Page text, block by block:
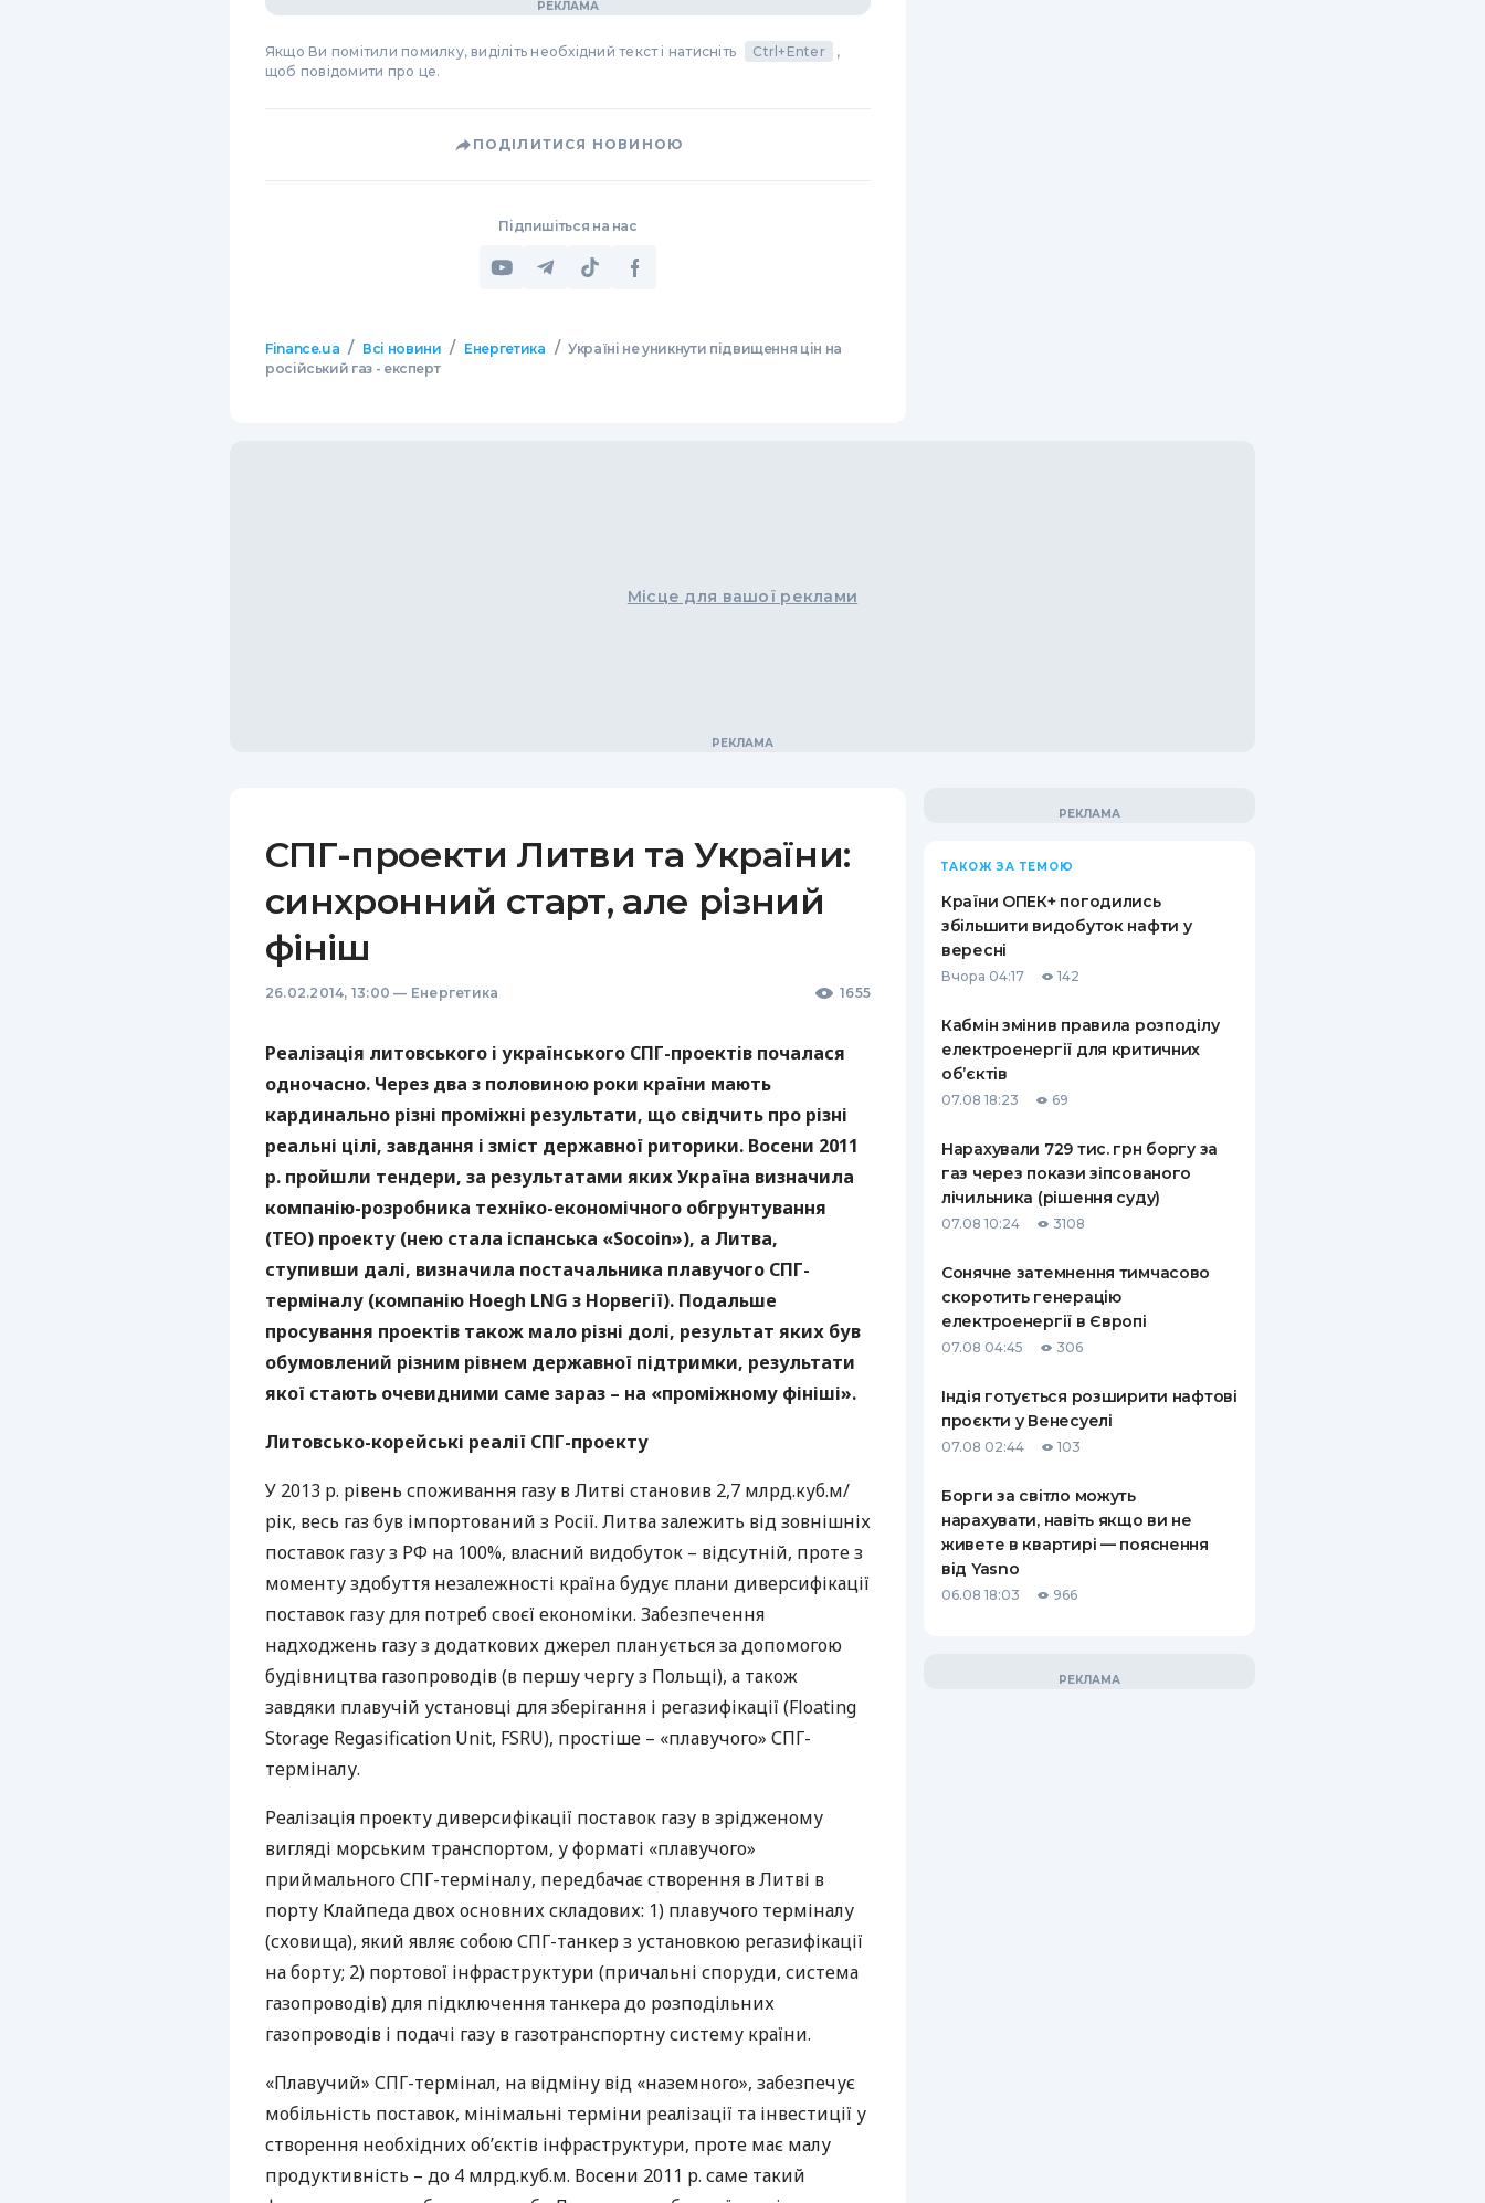
Якщо Ви помітили помилку, виділіть необхідний текст і натисніть Ctrl+Enter
,
щоб повідомити про це.
ПОДІЛИТИСЯ НОВИНОЮ
Підпишіться на нас
Finance.ua / Всі новини / Енергетика / Україні не уникнути підвищення цін на
російський газ - експерт
Місце для вашої реклами
СПГ-проекти Литви та України:
синхронний старт, але різний
фініш
26.02.2014, 13:00 — Енергетика 1655
Реалізація литовського і українського СПГ-проектів почалася
одночасно. Через два з половиною роки країни мають
кардинально різні проміжні результати, що свідчить про різні
реальні цілі, завдання і зміст державної риторики. Восени 2011
р. пройшли тендери, за результатами яких Україна визначила
компанію-розробника техніко-економічного обгрунтування
(ТЕО) проекту (нею стала іспанська «Socoin»), а Литва,
ступивши далі, визначила постачальника плавучого СПГ-
терміналу (компанію Hoegh LNG з Норвегії). Подальше
просування проектів також мало різні долі, результат яких був
обумовлений різним рівнем державної підтримки, результати
якої стають очевидними саме зараз – на «проміжному фініші».
Литовсько-корейські реалії СПГ-проекту
У 2013 р. рівень споживання газу в Литві становив 2,7 млрд.куб.м/
рік, весь газ був імпортований з Росії. Литва залежить від зовнішніх
поставок газу з РФ на 100%, власний видобуток – відсутній, проте з
моменту здобуття незалежності країна будує плани диверсифікації
поставок газу для потреб своєї економіки. Забезпечення
надходжень газу з додаткових джерел планується за допомогою
будівництва газопроводів (в першу чергу з Польщі), а також
завдяки плавучій установці для зберігання і регазифікації (Floating
Storage Regasification Unit, FSRU), простіше – «плавучого» СПГ-
терміналу.
Реалізація проекту диверсифікації поставок газу в зрідженому
вигляді морським транспортом, у форматі «плавучого»
приймальногоСПГ-терміналу, передбачає створення в Литві в
порту Клайпеда двох основних складових: 1) плавучого терміналу
(сховища), який являє собоюСПГ-танкер з установкою регазифікації
на борту; 2) портової інфраструктури (причальні споруди, система
газопроводів) для підключення танкера до розподільних
газопроводів і подачі газу в газотранспортну систему країни.
«Плавучий» СПГ-термінал, на відміну від «наземного», забезпечує
мобільність поставок, мінімальні терміни реалізації та інвестиції у
створення необхідних об’єктів інфраструктури, проте має малу
продуктивність – до 4 млрд.куб.м. Восени 2011 р. саме такий
ТАКОЖ ЗА ТЕМОЮ
Країни ОПЕК+ погодились
збільшити видобуток нафти у
вересні
Вчора 04:17 142
Кабмін змінив правила розподілу
електроенергії для критичних
об’єктів
07.08 18:23 69
Нарахували 729 тис. грн боргу за
газ через покази зіпсованого
лічильника (рішення суду)
07.08 10:24 3108
Сонячне затемнення тимчасово
скоротить генерацію
електроенергії в Європі
07.08 04:45 306
Індія готується розширити нафтові
проєкти у Венесуелі
07.08 02:44 103
Борги за світло можуть
нарахувати, навіть якщо ви не
живете в квартирі — пояснення
від Yasno
06.08 18:03 966